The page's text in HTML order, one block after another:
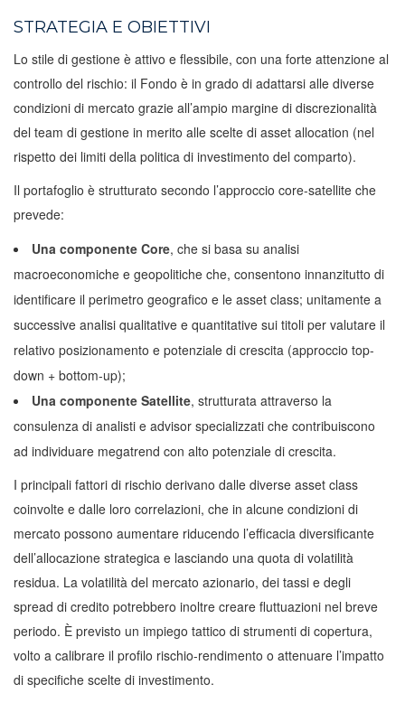
STRATEGIA E OBIETTIVI
Lo stile di gestione è attivo e flessibile, con una forte attenzione al
controllo del rischio: il Fondo è in grado di adattarsi alle diverse
condizioni di mercato grazie all’ampio margine di discrezionalità
del team di gestione in merito alle scelte di asset allocation (nel
rispetto dei limiti della politica di investimento del comparto).
Il portafoglio è strutturato secondo l’approccio core-satellite che
prevede:
Una componente Core, che si basa su analisi
macroeconomiche e geopolitiche che, consentono innanzitutto di
identificare il perimetro geografico e le asset class; unitamente a
successive analisi qualitative e quantitative sui titoli per valutare il
relativo posizionamento e potenziale di crescita (approccio top-
down + bottom-up);
Una componente Satellite, strutturata attraverso la
consulenza di analisti e advisor specializzati che contribuiscono
ad individuare megatrend con alto potenziale di crescita.
I principali fattori di rischio derivano dalle diverse asset class
coinvolte e dalle loro correlazioni, che in alcune condizioni di
mercato possono aumentare riducendo l’efficacia diversificante
dell’allocazione strategica e lasciando una quota di volatilità
residua. La volatilità del mercato azionario, dei tassi e degli
spread di credito potrebbero inoltre creare fluttuazioni nel breve
periodo. È previsto un impiego tattico di strumenti di copertura,
volto a calibrare il profilo rischio-rendimento o attenuare l’impatto
di specifiche scelte di investimento.